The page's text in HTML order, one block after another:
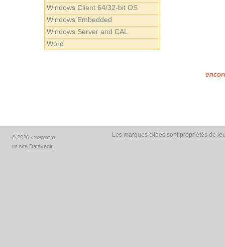
Windows Client 64/32-bit OS
Windows Embedded
Windows Server and CAL
Word
© 2026 V.20260807.08
un site Datavenir
Les marques citées sont propriétés de